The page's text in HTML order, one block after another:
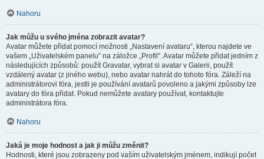
Nahoru
Jak můžu u svého jména zobrazit avatar?
Avatar můžete přidat pomocí možnosti „Nastavení avataru“, kterou najdete ve
vašem „Uživatelském panelu“ na záložce „Profil“. Avatar můžete přidat jedním z
následujících způsobů: použít Gravatar, vybrat si avatar v Galerii, použít
vzdálený avatar (z jiného webu), nebo avatar nahrát do tohoto fóra. Záleží na
administrátorovi fóra, jestli je používání avatarů povoleno a jakými způsoby lze
avatary do fóra přidat. Pokud nemůžete avatary používat, kontaktujte
administrátora fóra.
Nahoru
Jaká je moje hodnost a jak ji můžu změnit?
Hodnosti, které jsou zobrazeny pod vaším uživatelským jménem, indikují počet